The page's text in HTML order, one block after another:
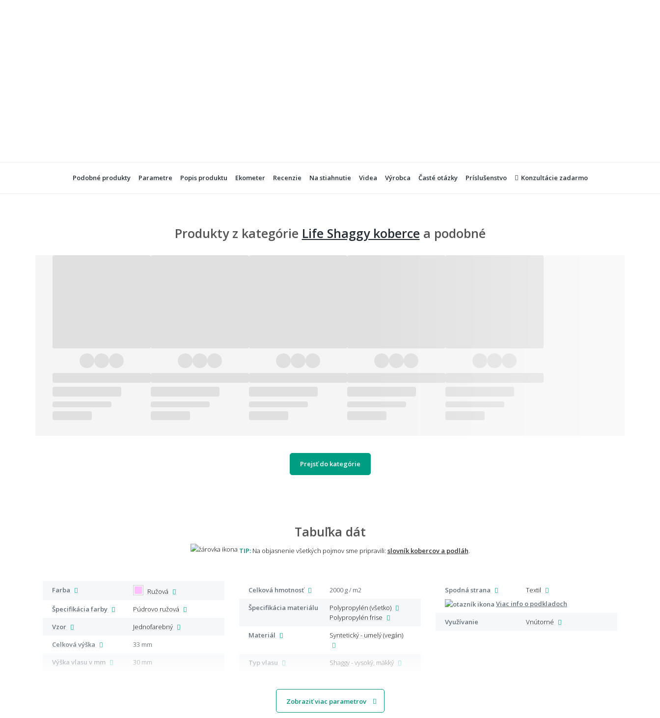
Podobné produkty Parametre Popis produktu Ekometer Recenzie Na stiahnutie Videa Výrobca Časté otázky Príslušenstvo Konzultácie zadarmo
Produkty z kategórie Life Shaggy koberce a podobné
Prejsť do kategórie
Tabuľka dát
TIP:Na objasnenie všetkých pojmov sme pripravili: slovník kobercov a podláh
Farba
Ružová
Špecifikácia farby
Púdrovo ružová
Vzor
Jednofarebný
Celková výška
33 mm
Výška vlasu v mm
30 mm
Celková hmotnosť
2000 g / m2
Špecifikácia materiálu
Polypropylén (všetko)
Polypropylén frise
Materiál
Syntetický - umelý (vegán)
Typ vlasu Shaggy - vysoký, mäkký
Spodná strana
Textil
Viac info o podkladoch
Využívanie Vnútorné
Zobraziť viac parametrov